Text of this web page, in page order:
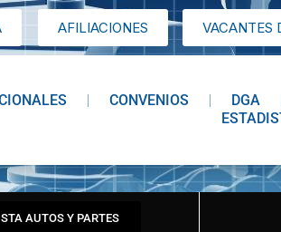
AFILIACIONES VACANTES
CONVENIOS DGA
AUTOS Y PARTES